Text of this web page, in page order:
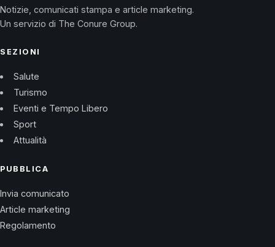
Notizie, comunicati stampa e article marketing.
Un servizio di The Conure Group.
SEZIONI
Salute
Turismo
Eventi e Tempo Libero
Sport
Attualità
PUBBLICA
Invia comunicato
Article marketing
Regolamento